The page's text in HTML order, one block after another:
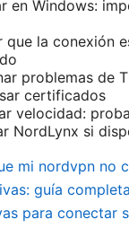
en Windows:
la conexión
problemas de
certificados
velocidad:
NordLynx si
mi nordvpn no
guía
para conectar